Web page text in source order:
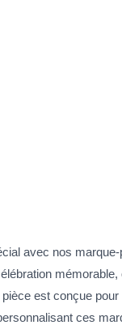
avec nos
est conçue
ces